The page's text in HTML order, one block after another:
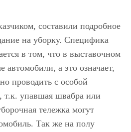
составили подробное
на уборку. Специфика
в том, что в выставочном
автомобили, а это означает,
проводить с особой
т.к. упавшая швабра или
тележка могут
Так же на полу